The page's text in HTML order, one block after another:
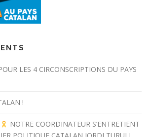
LES 4 CIRCONSCRIPTIONS DU PAYS
!
NOTRE COORDINATEUR S’ENTRETIENT